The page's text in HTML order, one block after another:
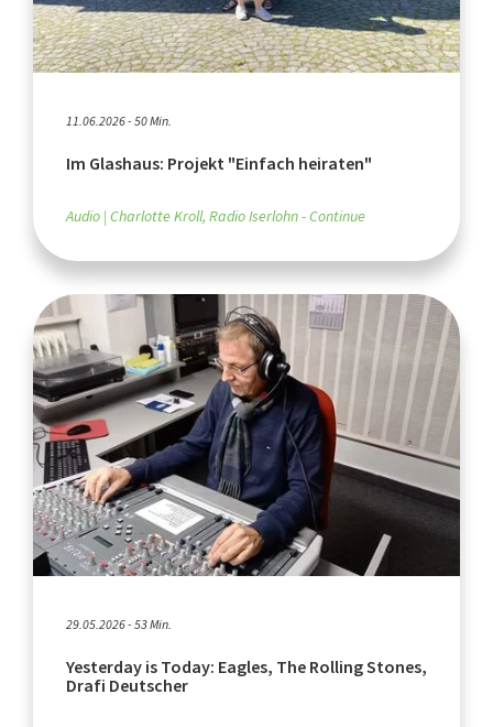
11.06.2026 - 50 Min.
Im Glashaus: Projekt "Einfach heiraten"
Audio Charlotte Kroll, Radio Iserlohn - Continue
29.05.2026 - 53 Min.
Yesterday is Today: Eagles, The Rolling Stones,
Drafi Deutscher